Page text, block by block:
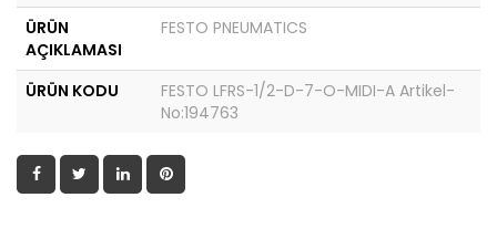
ÜRÜN
AÇIKLAMASI
FESTO PNEUMATICS
ÜRÜN KODU
FESTO LFRS-1/2-D-7-O-MIDI-A Artikel-
No:194763